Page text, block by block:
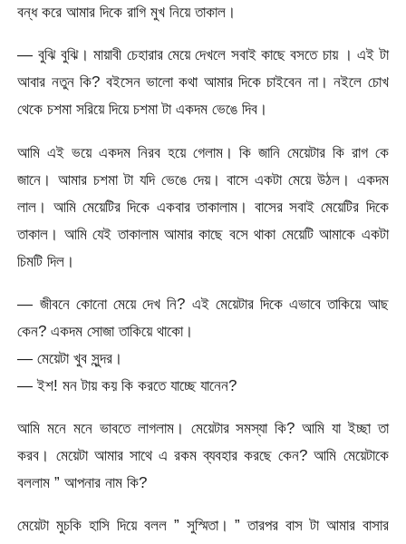
বন্ধ করে আমার দিকে রাগি মুখ নিয়ে তাকাল।
— বুঝি বুঝি। মায়াবী চেহারার মেয়ে দেখলে সবাই কাছে বসতে চায় । এই টা
আবার নতুন কি? বইসেন ভালো কথা আমার দিকে চাইবেন না। নইলে চোখ
থেকে চশমা সরিয়ে দিয়ে চশমা টা একদম ভেঙে দিব।
আমি এই ভয়ে একদম নিরব হয়ে গেলাম। কি জানি মেয়েটার কি রাগ কে
জানে। আমার চশমা টা যদি ভেঙে দেয়। বাসে একটা মেয়ে উঠল। একদম
লাল। আমি মেয়েটির দিকে একবার তাকালাম। বাসের সবাই মেয়েটির দিকে
তাকাল। আমি যেই তাকালাম আমার কাছে বসে থাকা মেয়েটি আমাকে একটা
চিমটি দিল।
— জীবনে কোনো মেয়ে দেখ নি? এই মেয়েটার দিকে এভাবে তাকিয়ে আছ
কেন? একদম সোজা তাকিয়ে থাকো।
— মেয়েটা খুব সুন্দর।
— ইশ! মন টায় কয় কি করতে যাচ্ছে যানেন?
আমি মনে মনে ভাবতে লাগলাম। মেয়েটার সমস্যা কি? আমি যা ইচ্ছা তা
করব। মেয়েটা আমার সাথে এ রকম ব্যবহার করছে কেন? আমি মেয়েটাকে
বললাম ” আপনার নাম কি?
মেয়েটা মুচকি হাসি দিয়ে বলল ” সুস্মিতা। ” তারপর বাস টা আমার বাসার